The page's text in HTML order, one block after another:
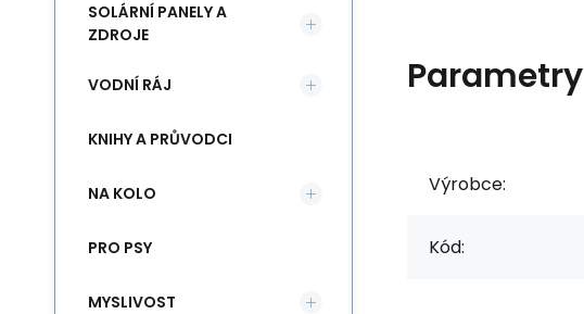
Parametry
Výrobce:
Kód:
SOLÁRNÍ PANELY A
ZDROJE
VODNÍ RÁJ
KNIHY A PRŮVODCI
NA KOLO
PRO PSY
MYSLIVOST